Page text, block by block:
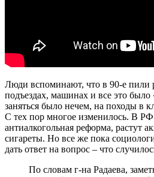
Люди вспоминают, что в 90-е пили
подъездах, машинах и все это было
заняться было нечем, на походы в
С тех пор многое изменилось. В РФ
антиалкогольная реформа, растут
сигареты. Но все же пока
дать ответ на вопрос – что
По словам г-на Радаева,